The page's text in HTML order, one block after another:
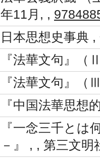
年11月, ,
日本思想史事典
『法華文句』
『法華文句』
『中国法華思
『一念三千とは
－』 , , 第三文